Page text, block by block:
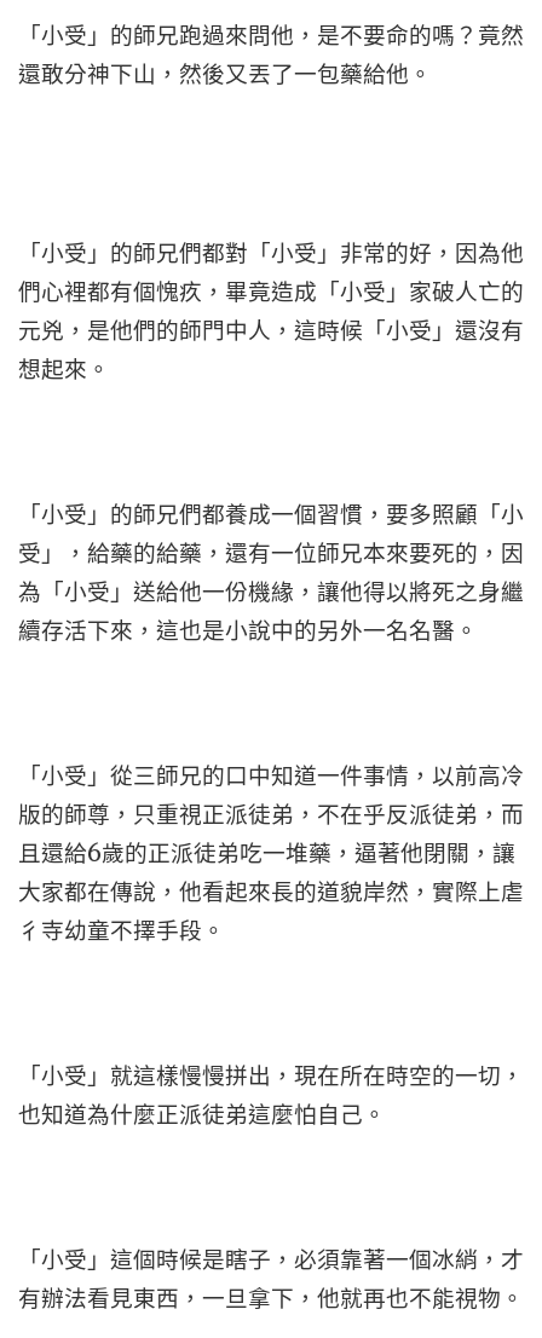
「小受」的師兄跑過來問他，是不要命的嗎？竟然
還敢分神下山，然後又丟了一包藥給他。
「小受」的師兄們都對「小受」非常的好，因為他
們心裡都有個愧疚，畢竟造成「小受」家破人亡的
元兇，是他們的師門中人，這時候「小受」還沒有
想起來。
「小受」的師兄們都養成一個習慣，要多照顧「小
受」，給藥的給藥，還有一位師兄本來要死的，因
為「小受」送給他一份機緣，讓他得以將死之身繼
續存活下來，這也是小說中的另外一名名醫。
「小受」從三師兄的口中知道一件事情，以前高冷
版的師尊，只重視正派徒弟，不在乎反派徒弟，而
且還給6歲的正派徒弟吃一堆藥，逼著他閉關，讓
大家都在傳說，他看起來長的道貌岸然，實際上虐
彳寺幼童不擇手段。
「小受」就這樣慢慢拼出，現在所在時空的一切，
也知道為什麼正派徒弟這麼怕自己。
「小受」這個時候是瞎子，必須靠著一個冰綃，才
有辦法看見東西，一旦拿下，他就再也不能視物。